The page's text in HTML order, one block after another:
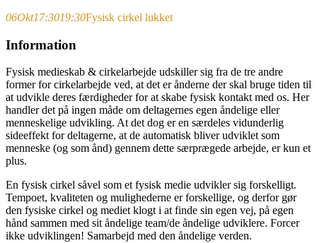
06Okt17:3019:30Fysisk cirkel lukket
Information
Fysisk medieskab & cirkelarbejde udskiller sig fra de tre andre
former for cirkelarbejde ved, at det er ånderne der skal bruge tiden til
at udvikle deres færdigheder for at skabe fysisk kontakt med os. Her
handler det på ingen måde om deltagernes egen åndelige eller
menneskelige udvikling. At det dog er en særdeles vidunderlig
sideeffekt for deltagerne, at de automatisk bliver udviklet som
menneske (og som ånd) gennem dette særprægede arbejde, er kun et
plus.
En fysisk cirkel såvel som et fysisk medie udvikler sig forskelligt.
Tempoet, kvaliteten og mulighederne er forskellige, og derfor gør
den fysiske cirkel og mediet klogt i at finde sin egen vej, på egen
hånd sammen med sit åndelige team/de åndelige udviklere. Forcer
ikke udviklingen! Samarbejd med den åndelige verden.